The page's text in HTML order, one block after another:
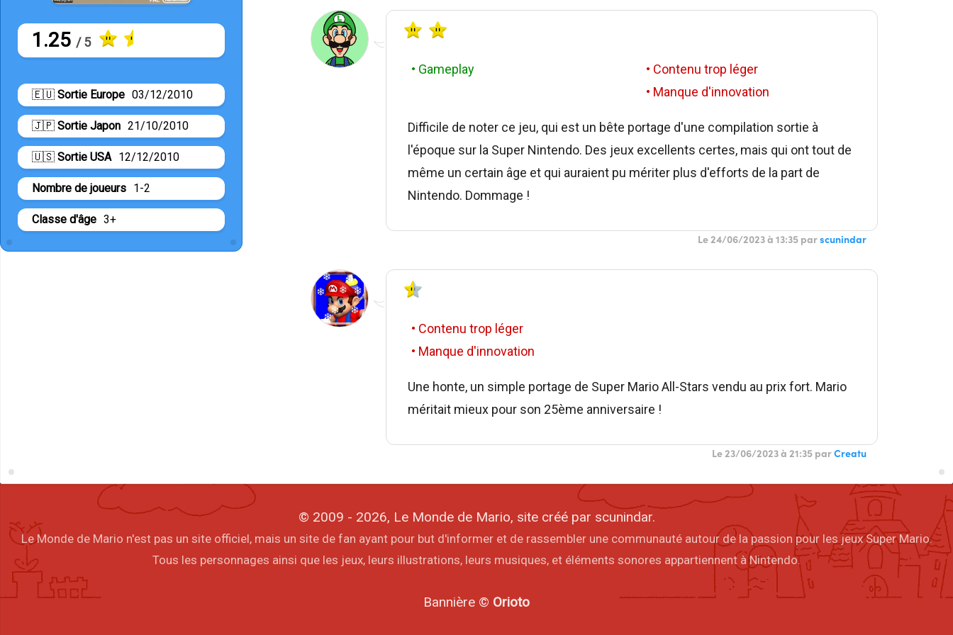
1.25 / 5
🇪🇺 Sortie Europe 03/12/2010
🇯🇵 Sortie Japon 21/10/2010
🇺🇸 Sortie USA 12/12/2010
Nombre de joueurs 1-2
Classe d'âge 3+
• Gameplay
• Contenu trop léger
• Manque d'innovation
Difficile de noter ce jeu, qui est un bête portage d'une compilation sortie à
l'époque sur la Super Nintendo. Des jeux excellents certes, mais qui ont tout de
même un certain âge et qui auraient pu mériter plus d'efforts de la part de
Nintendo. Dommage !
Le 24/06/2023 à 13:35 parscunindar
• Contenu trop léger
• Manque d'innovation
Une honte, un simple portage de Super Mario All-Stars vendu au prix fort. Mario
méritait mieux pour son 25ème anniversaire !
Le 23/06/2023 à 21:35 parCreatu
© 2009 - 2026, Le Monde de Mario, site créé par scunindar.
Le Monde de Mario n'est pas un site officiel, mais un site de fan ayant pour but d'informer et de rassembler une communauté autour de la passion pour les jeux Super Mario.
Tous les personnages ainsi que les jeux, leurs illustrations, leurs musiques, et éléments sonores appartiennent à Nintendo.
Bannière © Orioto